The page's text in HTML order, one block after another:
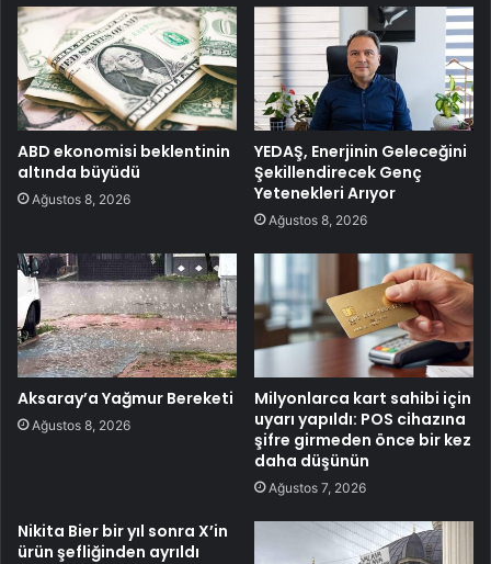
ABD ekonomisi beklentinin
altında büyüdü
Ağustos 8, 2026
YEDAŞ, Enerjinin Geleceğini
Şekillendirecek Genç
Yetenekleri Arıyor
Ağustos 8, 2026
Aksaray’a Yağmur Bereketi
Ağustos 8, 2026
Milyonlarca kart sahibi için
uyarı yapıldı: POS cihazına
şifre girmeden önce bir kez
daha düşünün
Ağustos 7, 2026
Nikita Bier bir yıl sonra X’in
ürün şefliğinden ayrıldı